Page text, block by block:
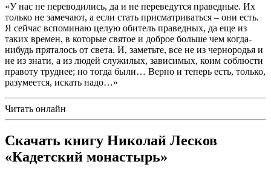
«У нас не переводились, да и не переведутся праведные. Их
только не замечают, а если стать присматриваться – они есть.
Я сейчас вспоминаю целую обитель праведных, да еще из
таких времен, в которые святое и доброе больше чем когда-
нибудь пряталось от света. И, заметьте, все не из чернородья и
не из знати, а из людей служилых, зависимых, коим соблюсти
правоту труднее; но тогда были… Верно и теперь есть, только,
разумеется, искать надо…»
Читать онлайн
Скачать книгу Николай Лесков
«Кадетский монастырь»